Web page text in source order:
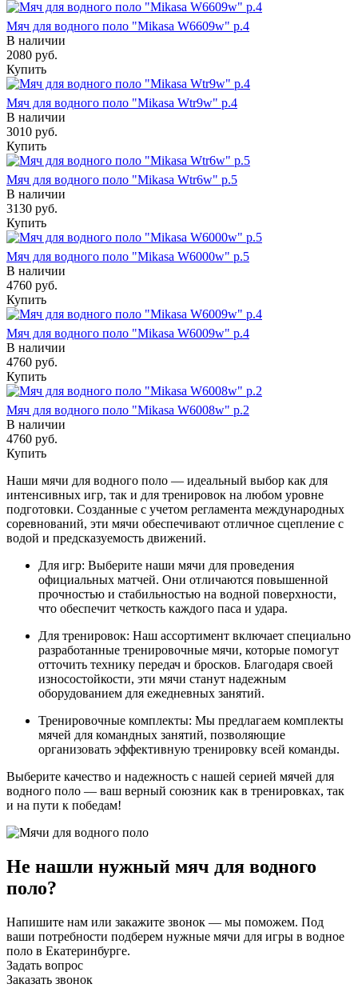
Мяч для водного поло "Mikasa W6609w" р.4
В наличии
2080 руб.
Купить
Мяч для водного поло "Mikasa Wtr9w" р.4
В наличии
3010 руб.
Купить
Мяч для водного поло "Mikasa Wtr6w" р.5
В наличии
3130 руб.
Купить
Мяч для водного поло "Mikasa W6000w" р.5
В наличии
4760 руб.
Купить
Мяч для водного поло "Mikasa W6009w" р.4
В наличии
4760 руб.
Купить
Мяч для водного поло "Mikasa W6008w" р.2
В наличии
4760 руб.
Купить
Наши мячи для водного поло — идеальный выбор как для
интенсивных игр, так и для тренировок на любом уровне
подготовки. Созданные с учетом регламента международных
соревнований, эти мячи обеспечивают отличное сцепление с
водой и предсказуемость движений.
Для игр: Выберите наши мячи для проведения
официальных матчей. Они отличаются повышенной
прочностью и стабильностью на водной поверхности,
что обеспечит четкость каждого паса и удара.
Для тренировок: Наш ассортимент включает специально
разработанные тренировочные мячи, которые помогут
отточить технику передач и бросков. Благодаря своей
износостойкости, эти мячи станут надежным
оборудованием для ежедневных занятий.
Тренировочные комплекты: Мы предлагаем комплекты
мячей для командных занятий, позволяющие
организовать эффективную тренировку всей команды.
Выберите качество и надежность с нашей серией мячей для
водного поло — ваш верный союзник как в тренировках, так
и на пути к победам!
Не нашли нужный мяч для водного
поло?
Напишите нам или закажите звонок — мы поможем. Под
ваши потребности подберем нужные мячи для игры в водное
поло в Екатеринбурге.
Задать вопрос
Заказать звонок